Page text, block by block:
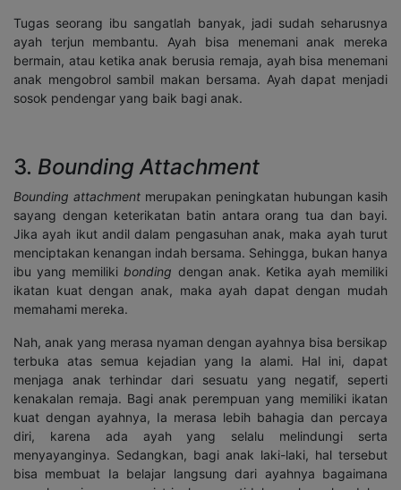
Tugas seorang ibu sangatlah banyak, jadi sudah seharusnya
ayah terjun membantu. Ayah bisa menemani anak mereka
bermain, atau ketika anak berusia remaja, ayah bisa menemani
anak mengobrol sambil makan bersama. Ayah dapat menjadi
sosok pendengar yang baik bagi anak.
3. Bounding Attachment
Bounding attachment merupakan peningkatan hubungan kasih
sayang dengan keterikatan batin antara orang tua dan bayi.
Jika ayah ikut andil dalam pengasuhan anak, maka ayah turut
menciptakan kenangan indah bersama. Sehingga, bukan hanya
ibu yang memiliki bonding dengan anak. Ketika ayah memiliki
ikatan kuat dengan anak, maka ayah dapat dengan mudah
memahami mereka.
Nah, anak yang merasa nyaman dengan ayahnya bisa bersikap
terbuka atas semua kejadian yang Ia alami. Hal ini, dapat
menjaga anak terhindar dari sesuatu yang negatif, seperti
kenakalan remaja. Bagi anak perempuan yang memiliki ikatan
kuat dengan ayahnya, Ia merasa lebih bahagia dan percaya
diri, karena ada ayah yang selalu melindungi serta
menyayanginya. Sedangkan, bagi anak laki-laki, hal tersebut
bisa membuat Ia belajar langsung dari ayahnya bagaimana